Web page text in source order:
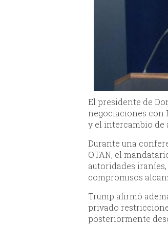
El presidente de
negociaciones con
y el intercambio de
Durante una
OTAN, el
autoridades
compromisos
Trump afirmó
privado
posteriormente